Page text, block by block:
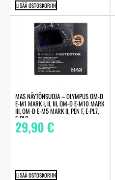
LISÄÄ OSTOSKORIIN
MAS NÄYTÖNSUOJA – OLYMPUS OM-D
E-M1 MARK I, II, III, OM-D E-M10 MARK
III, OM-D E-M5 MARK II, PEN F, E-PL7,
E-PL8
29,90€
LISÄÄ OSTOSKORIIN